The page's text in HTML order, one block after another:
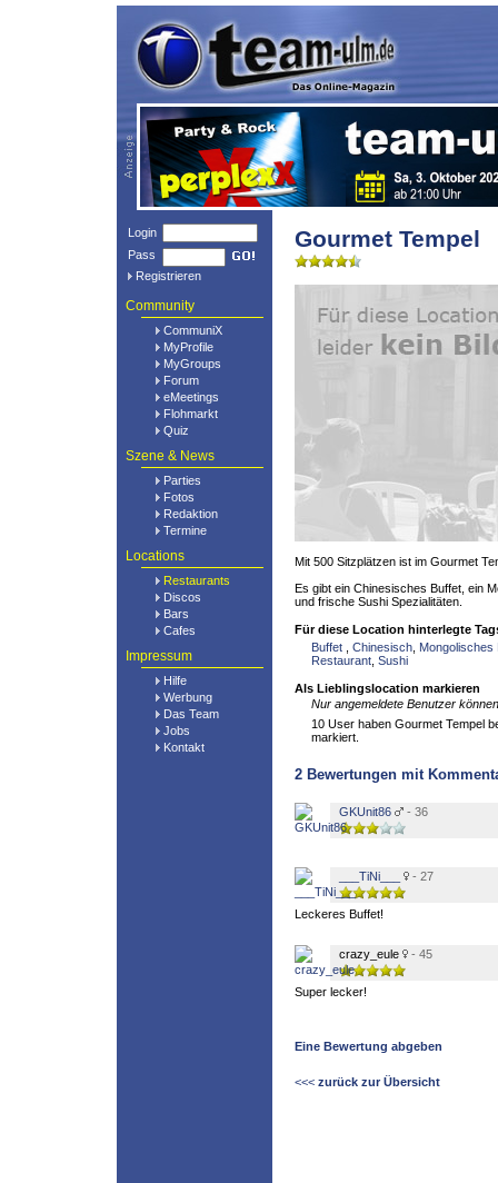
Login
Pass
Registrieren
Community
CommuniX
MyProfile
MyGroups
Forum
eMeetings
Flohmarkt
Quiz
Szene & News
Parties
Fotos
Redaktion
Termine
Locations
Restaurants
Discos
Bars
Cafes
Impressum
Hilfe
Werbung
Das Team
Jobs
Kontakt
Gourmet Tempel
Mit 500 Sitzplätzen ist im Gourmet
Es gibt ein Chinesisches Buffet, ein
und frische Sushi Spezialitäten.
Für diese Location hinterlegte
Buffet
Chinesisch Mongolisches
Restaurant Sushi
Als Lieblingslocation markieren
Nur angemeldete Benutzer
10 User haben Gourmet Tempel
markiert.
2 Bewertungen mit
GKUnit86 - 36
___TiNi___ - 27
Leckeres Buffet!
crazy_eule - 45
Super lecker!
Eine Bewertung abgeben
<<< zurück zur Übersicht